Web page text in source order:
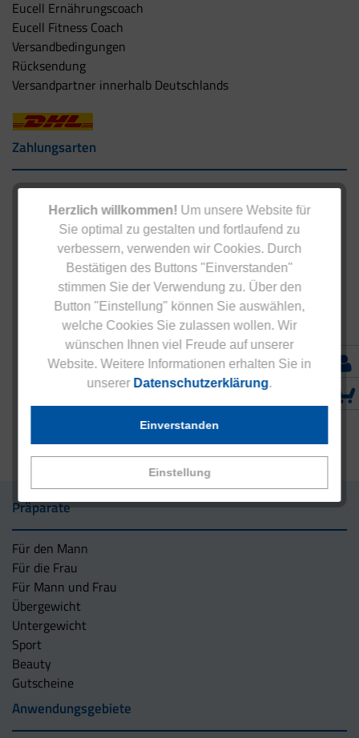
Herzlich willkommen! Um unsere Website für
Sie optimal zu gestalten und fortlaufend zu
verbessern, verwenden wir Cookies. Durch
Bestätigen des Buttons "Einverstanden"
stimmen Sie der Verwendung zu. Über den
Button "Einstellung" können Sie auswählen,
welche Cookies Sie zulassen wollen. Wir
wünschen Ihnen viel Freude auf unserer
Website. Weitere Informationen erhalten Sie in
unserer Datenschutzerklärung.
Einstellung
Einverstanden
Eucell Ernährungscoach
Eucell Fitness Coach
Versandbedingungen
Rücksendung
Versandpartner innerhalb Deutschlands
Zahlungsarten
Präparate
Für den Mann
Für die Frau
Für Mann und Frau
Übergewicht
Untergewicht
Sport
Beauty
Gutscheine
Anwendungsgebiete